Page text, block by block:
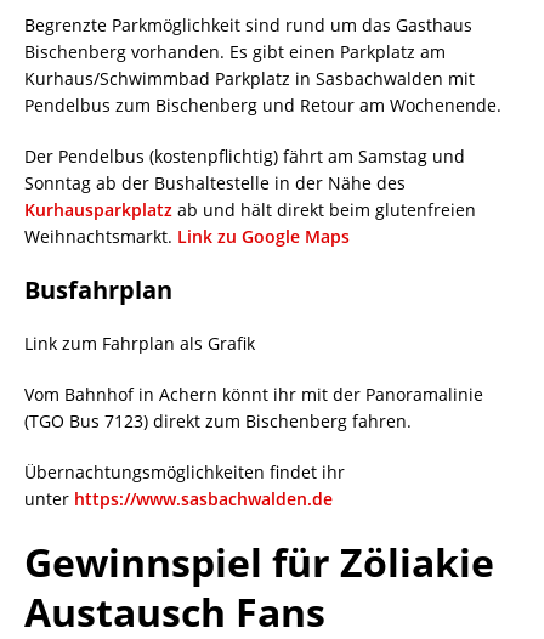
Begrenzte Parkmöglichkeit sind rund um das Gasthaus
Bischenberg vorhanden. Es gibt einen Parkplatz am
Kurhaus/Schwimmbad Parkplatz in Sasbachwalden mit
Pendelbus zum Bischenberg und Retour am Wochenende.
Der Pendelbus (kostenpflichtig) fährt am Samstag und
Sonntag ab der Bushaltestelle in der Nähe des
Kurhausparkplatz ab und hält direkt beim glutenfreien
Weihnachtsmarkt. Link zu Google Maps
Busfahrplan
Link zum Fahrplan als Grafik
Vom Bahnhof in Achern könnt ihr mit der Panoramalinie
(TGO Bus 7123) direkt zum Bischenberg fahren.
Übernachtungsmöglichkeiten findet ihr
unter https://www.sasbachwalden.de
Gewinnspiel für Zöliakie
Austausch Fans